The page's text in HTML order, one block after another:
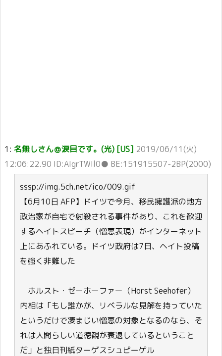
1: 名無しさん＠涙目です。(光) [US] 2019/06/11(火)
12:06:22.90 ID:AIgrTWIl0● BE:151915507-2BP(2000)
sssp://img.5ch.net/ico/009.gif
【6月10日 AFP】ドイツで今月、移民擁護派の地方
政治家が自宅で射殺される事件があり、これを歓迎
するヘイトスピーチ（憎悪表現）がインターネット
上にあふれている。ドイツ政府は7日、ヘイト投稿
を強く非難した
ホルスト・ゼーホーファー（Horst Seehofer）
内相は「もし誰かが、リベラルな見解を持っていた
というだけで凄まじい憎悪の対象となるのなら、そ
れは人間らしい道徳観が衰退しているということ
だ」と独日刊紙ターゲスシュピーゲル